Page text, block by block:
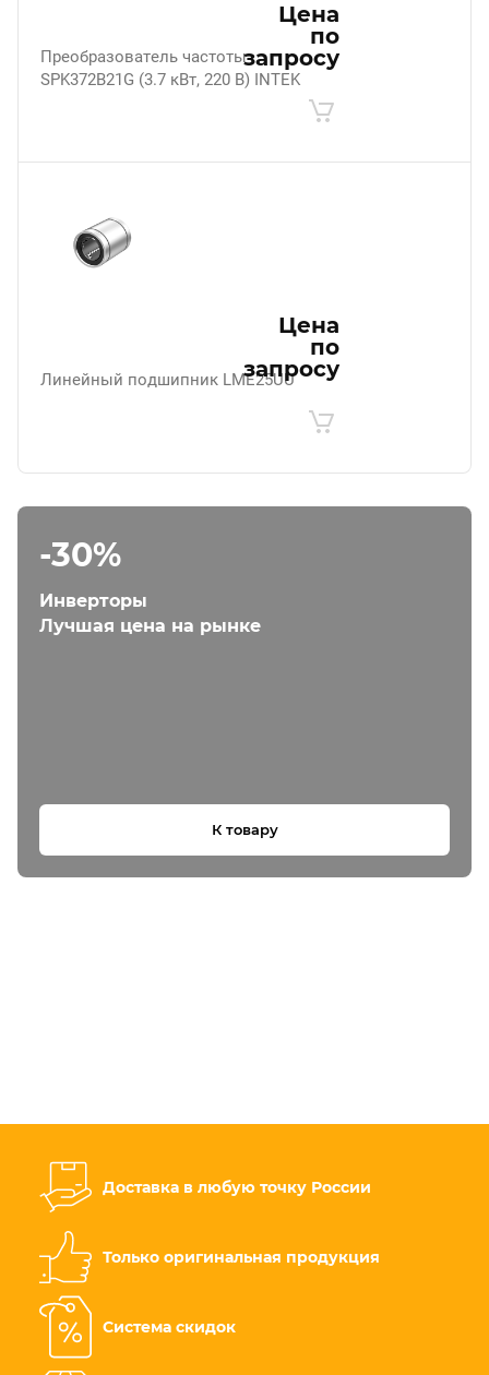
Преобразователь частоты
SPK372B21G (3.7 кВт, 220 В) INTEK
Цена
по
запросу
Линейный подшипник LME25UU
Цена
по
запросу
-30%
Инверторы
Лучшая цена на рынке
К товару
Доставка в любую точку России
Только оригинальная продукция
Система скидок